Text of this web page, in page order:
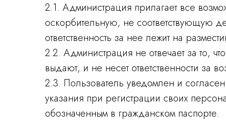
2.1. Администрация прилагает все
оскорбительную, не соответствующую
ответственность за нее лежит на
2.2. Администрация не отвечает за то,
выдают, и не несет ответственности
2.3. Пользователь уведомлен и
указания при регистрации своих
обозначенным в гражданском паспорте.